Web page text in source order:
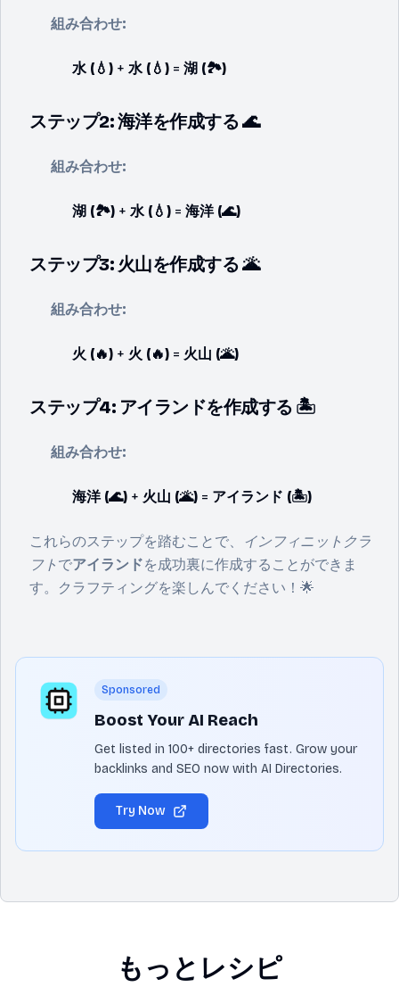
組み合わせ:
水 (💧) + 水 (💧) = 湖 (🏞️)
ステップ2: 海洋を作成する 🌊
組み合わせ:
湖 (🏞️) + 水 (💧) = 海洋 (🌊)
ステップ3: 火山を作成する 🌋
組み合わせ:
火 (🔥) + 火 (🔥) = 火山 (🌋)
ステップ4: アイランドを作成する 🏝️
組み合わせ:
海洋 (🌊) + 火山 (🌋) = アイランド (🏝️)
これらのステップを踏むことで、
インフィニットクラ
フト でアイランドを成功裏に作成することができま
す。クラフティングを楽しんでください！🌟
Sponsored
Boost Your AI Reach
Get listed in 100+ directories fast. Grow your
backlinks and SEO now with AI Directories.
Try Now
もっとレシピ